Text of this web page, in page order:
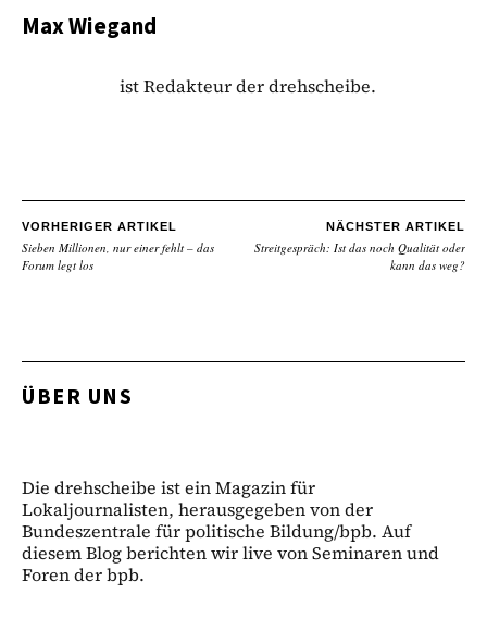
Max Wiegand
ist Redakteur der drehscheibe.
VORHERIGER ARTIKEL
Sieben Millionen, nur einer fehlt – das
Forum legt los
NÄCHSTER ARTIKEL
Streitgespräch: Ist das noch Qualität oder
kann das weg?
ÜBER UNS
Die drehscheibe ist ein Magazin für
Lokaljournalisten, herausgegeben von der
Bundeszentrale für politische Bildung/bpb. Auf
diesem Blog berichten wir live von Seminaren und
Foren der bpb.